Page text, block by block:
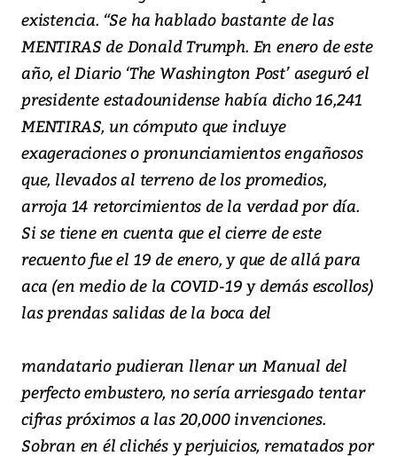
existencia. “Se ha hablado bastante de las
MENTIRAS de Donald Trumph. En enero de este
año, el Diario ‘The Washington Post’ aseguró el
presidente estadounidense había dicho 16,241
MENTIRAS, un cómputo que incluye
exageraciones o pronunciamientos engañosos
que, llevados al terreno de los promedios,
arroja 14 retorcimientos de la verdad por día.
Si se tiene en cuenta que el cierre de este
recuento fue el 19 de enero, y que de allá para
aca (en medio de la COVID-19 y demás escollos)
las prendas salidas de la boca del
mandatario pudieran llenar un Manual del
perfecto embustero, no sería arriesgado tentar
cifras próximos a las 20,000 invenciones.
Sobran en él clichés y perjuicios, rematados por